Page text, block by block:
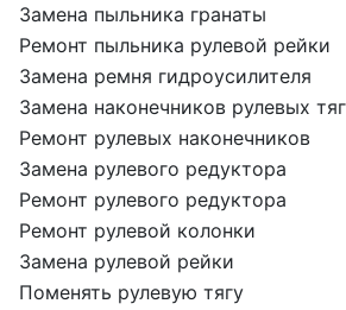
Замена пыльника гранаты
Ремонт пыльника рулевой рейки
Замена ремня гидроусилителя
Замена наконечников рулевых тяг
Ремонт рулевых наконечников
Замена рулевого редуктора
Ремонт рулевого редуктора
Ремонт рулевой колонки
Замена рулевой рейки
Поменять рулевую тягу